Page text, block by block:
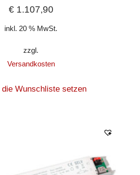
€1.107,90
inkl. 20 % MwSt.
zzgl.
Versandkosten
die Wunschliste setzen